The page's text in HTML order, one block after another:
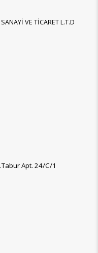
VE TİCARET L.T.D
Apt. 24/C/1